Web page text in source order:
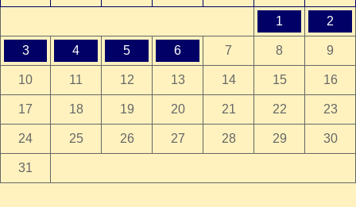
1 2
3 4 5 6 7 8 9
10 11 12 13 14 15 16
17 18 19 20 21 22 23
24 25 26 27 28 29 30
31